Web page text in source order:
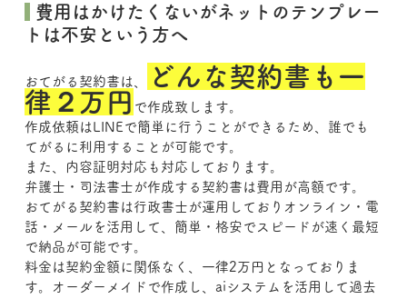
費用はかけたくないがネットのテンプレー
トは不安という方へ
おてがる契約書は、
どんな契約書も一
律２万円 で作成致します。
作成依頼はLINEで簡単に行うことができるため、誰でも
てがるに利用することが可能です。
また、内容証明対応も対応しております。
弁護士・司法書士が作成する契約書は費用が高額です。
おてがる契約書は行政書士が運用しておりオンライン・電
話・メールを活用して、簡単・格安でスピードが速く最短
で納品が可能です。
料金は契約金額に関係なく、一律2万円となっておりま
す。オーダーメイドで作成し、aiシステムを活用して過去